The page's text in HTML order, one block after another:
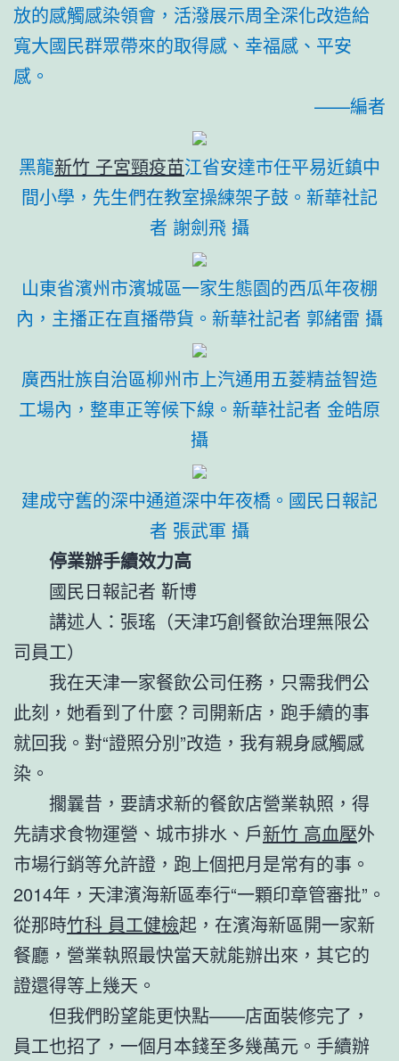
放的感觸感染領會，活潑展示周全深化改造給
寬大國民群眾帶來的取得感、幸福感、平安
感。
——編者
黑龍新竹 子宮頸疫苗江省安達市任平易近鎮中
間小學，先生們在教室操練架子鼓。新華社記
者 謝劍飛 攝
山東省濱州市濱城區一家生態園的西瓜年夜棚
內，主播正在直播帶貨。新華社記者 郭緒雷 攝
廣西壯族自治區柳州市上汽通用五菱精益智造
工場內，整車正等候下線。新華社記者 金皓原
攝
建成守舊的深中通道深中年夜橋。國民日報記
者 張武軍 攝
停業辦手續效力高
國民日報記者 靳博
講述人：張瑤（天津巧創餐飲治理無限公
司員工）
我在天津一家餐飲公司任務，只需我們公
此刻，她看到了什麼？司開新店，跑手續的事
就回我。對“證照分別”改造，我有親身感觸感
染。
擱曩昔，要請求新的餐飲店營業執照，得
先請求食物運營、城市排水、戶新竹 高血壓外
市場行銷等允許證，跑上個把月是常有的事。
2014年，天津濱海新區奉行“一顆印章管審批”。
從那時竹科 員工健檢起，在濱海新區開一家新
餐廳，營業執照最快當天就能辦出來，其它的
證還得等上幾天。
但我們盼望能更快點——店面裝修完了，
員工也招了，一個月本錢至多幾萬元。手續辦